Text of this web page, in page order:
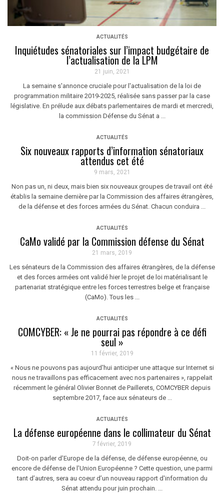
ACTUALITÉS
Inquiétudes sénatoriales sur l’impact budgétaire de
l’actualisation de la LPM
21 juin, 2021
La semaine s'annonce cruciale pour l'actualisation de la loi de
programmation militaire 2019-2025, réalisée sans passer par la case
législative. En prélude aux débats parlementaires de mardi et mercredi,
la commission Défense du Sénat a ...
ACTUALITÉS
Six nouveaux rapports d’information sénatoriaux
attendus cet été
9 mars, 2021
Non pas un, ni deux, mais bien six nouveaux groupes de travail ont été
établis la semaine dernière par la Commission des affaires étrangères,
de la défense et des forces armées du Sénat. Chacun conduira ...
ACTUALITÉS
CaMo validé par la Commission défense du Sénat
21 mars, 2019
Les sénateurs de la Commission des affaires étrangères, de la défense
et des forces armées ont validé hier le projet de loi matérialisant le
partenariat stratégique entre les forces terrestres belge et française
(CaMo). Tous les ...
ACTUALITÉS
COMCYBER: « Je ne pourrai pas répondre à ce défi
seul »
11 février, 2019
« Nous ne pouvons pas aujourd'hui anticiper une attaque sur Internet si
nous ne travaillons pas efficacement avec nos partenaires », rappelait
récemment le général Olivier Bonnet de Paillerets, COMCYBER depuis
septembre 2017, face aux sénateurs de ...
ACTUALITÉS
La défense européenne dans le collimateur du Sénat
7 février, 2019
Doit-on parler d’Europe de la défense, de défense européenne, ou
encore de défense de l’Union Européenne ? Cette question, une parmi
tant d’autres, sera au coeur d’un nouveau rapport d'information du
Sénat attendu pour juin prochain. ...